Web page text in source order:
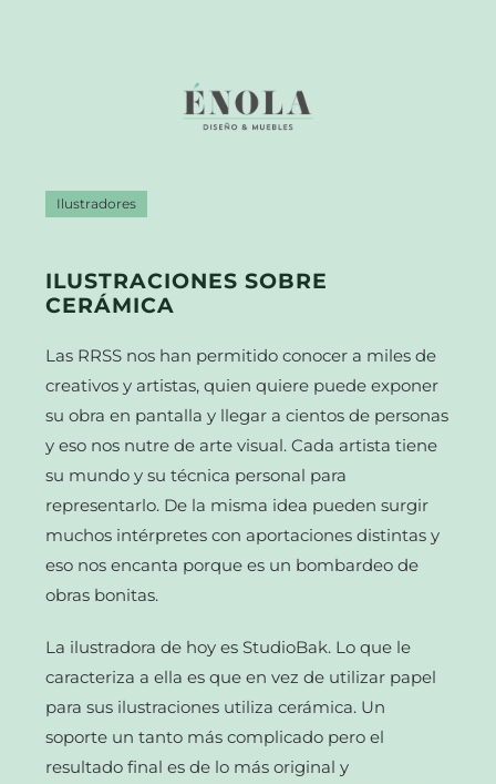
Ilustradores
ILUSTRACIONES SOBRE
CERÁMICA
Las RRSS nos han permitido conocer a miles de
creativos y artistas, quien quiere puede exponer
su obra en pantalla y llegar a cientos de personas
y eso nos nutre de arte visual. Cada artista tiene
su mundo y su técnica personal para
representarlo. De la misma idea pueden surgir
muchos intérpretes con aportaciones distintas y
eso nos encanta porque es un bombardeo de
obras bonitas.
La ilustradora de hoy es StudioBak. Lo que le
caracteriza a ella es que en vez de utilizar papel
para sus ilustraciones utiliza cerámica. Un
soporte un tanto más complicado pero el
resultado final es de lo más original y